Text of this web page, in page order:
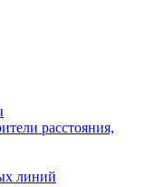
расстояния,
линий